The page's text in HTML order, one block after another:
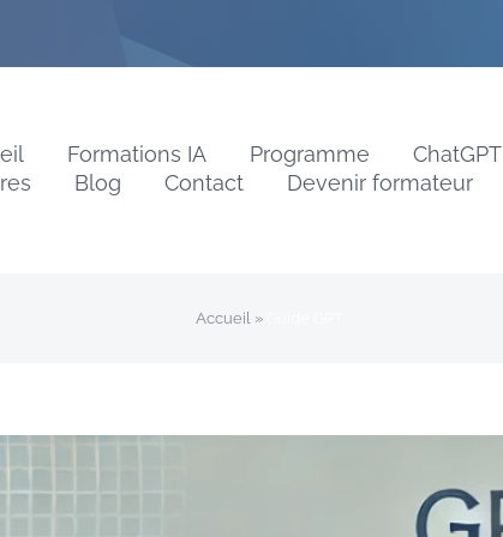
Formations IA Programme ChatGPT
Blog Contact Devenir formateur
Accueil »